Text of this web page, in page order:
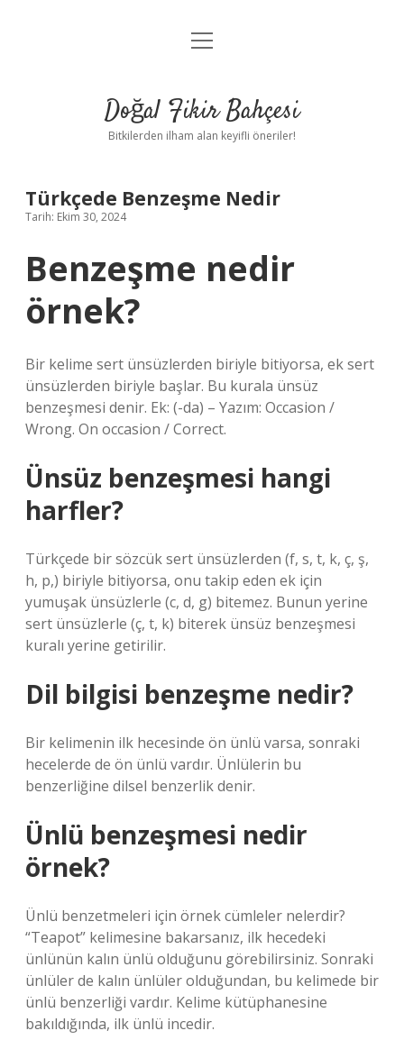
Anasayfa
Yasal Uyarı
menüyü
Doğal Fikir Bahçesi
Bitkilerden ilham alan keyifli öneriler!
Türkçede Benzeşme Nedir
Tarih: Ekim 30, 2024
Benzeşme nedir
örnek?
Bir kelime sert ünsüzlerden biriyle bitiyorsa, ek sert
ünsüzlerden biriyle başlar. Bu kurala ünsüz
benzeşmesi denir. Ek: (-da) – Yazım: Occasion /
Wrong. On occasion / Correct.
Ünsüz benzeşmesi hangi
harfler?
Türkçede bir sözcük sert ünsüzlerden (f, s, t, k, ç, ş,
h, p,) biriyle bitiyorsa, onu takip eden ek için
yumuşak ünsüzlerle (c, d, g) bitemez. Bunun yerine
sert ünsüzlerle (ç, t, k) biterek ünsüz benzeşmesi
kuralı yerine getirilir.
Dil bilgisi benzeşme nedir?
Bir kelimenin ilk hecesinde ön ünlü varsa, sonraki
hecelerde de ön ünlü vardır. Ünlülerin bu
benzerliğine dilsel benzerlik denir.
Ünlü benzeşmesi nedir
örnek?
Ünlü benzetmeleri için örnek cümleler nelerdir?
“Teapot” kelimesine bakarsanız, ilk hecedeki
ünlünün kalın ünlü olduğunu görebilirsiniz. Sonraki
ünlüler de kalın ünlüler olduğundan, bu kelimede bir
ünlü benzerliği vardır. Kelime kütüphanesine
bakıldığında, ilk ünlü incedir.